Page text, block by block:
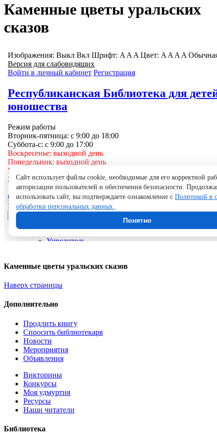
Каменные цветы уральских
сказов
Каменные цветы уральских сказов
Наверх страницы
Дополнительно
Продлить книгу
Спросить библиотекаря
Новости
Мероприятия
Объявления
Викторины
Конкурсы
Моя удмуртия
Ресурсы
Наши читатели
Библиотека